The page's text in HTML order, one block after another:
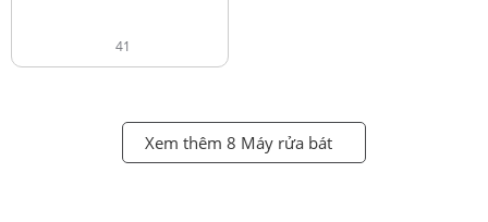
41
Xem thêm 8 Máy rửa bát